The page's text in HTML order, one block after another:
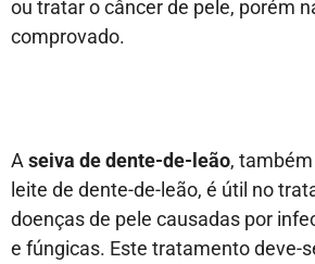
ou tratar o câncer de pele, porém
comprovado.
A seiva de dente-de-leão,
leite de dente-de-leão, é útil no
doenças de pele causadas por
e fúngicas. Este tratamento deve-